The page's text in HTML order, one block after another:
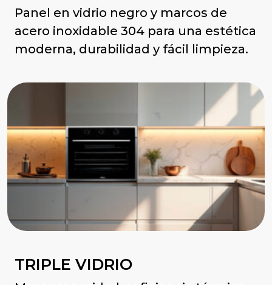
Panel en vidrio negro y marcos de
acero inoxidable 304 para una estética
moderna, durabilidad y fácil limpieza.
TRIPLE VIDRIO